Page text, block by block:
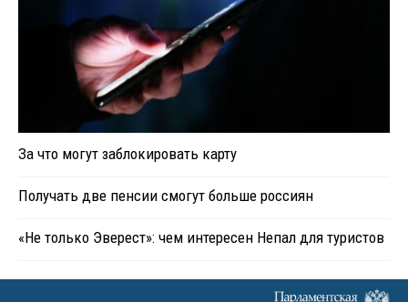
За что могут заблокировать карту
Получать две пенсии смогут больше россиян
«Не только Эверест»: чем интересен Непал для туристов